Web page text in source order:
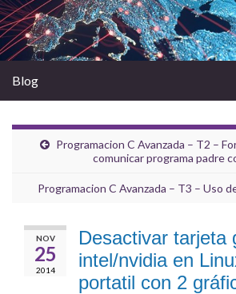
Blog
Programacion C Avanzada – T2 –
comunicar programa padre
Programacion C Avanzada – T3 – Uso
NOV
25
2014
Desactivar tarjeta
intel/nvidia en
portatil con 2